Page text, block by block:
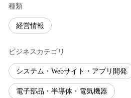
種類
経営情報
ビジネスカテゴリ
システム・Webサイト・アプリ開発
電子部品・半導体・電気機器